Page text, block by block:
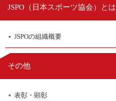
JSPO（ 日本スポーツ協会）とは
JSPOの組織概要
その他
表彰・顕彰